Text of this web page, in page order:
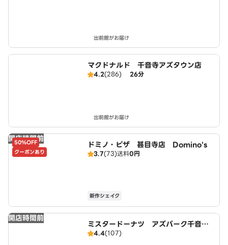
出前館がお届け
マクドナルド 千音寺アズタウン店
4.2(286) 26分
出前館がお届け
開店時間前
50%OFF
クーポンあり
ドミノ・ピザ 甚目寺店 Domino's
3.7(73)送料0円
新作シェイク
開店時間前
ミスタードーナツ アズパーク千音寺
ショップ
4.4(107)